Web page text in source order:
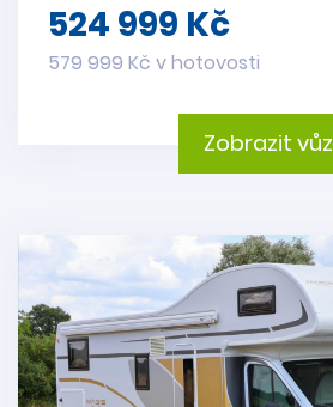
524 999 Kč
579 999 Kč v hotovosti
Zobrazit vůz